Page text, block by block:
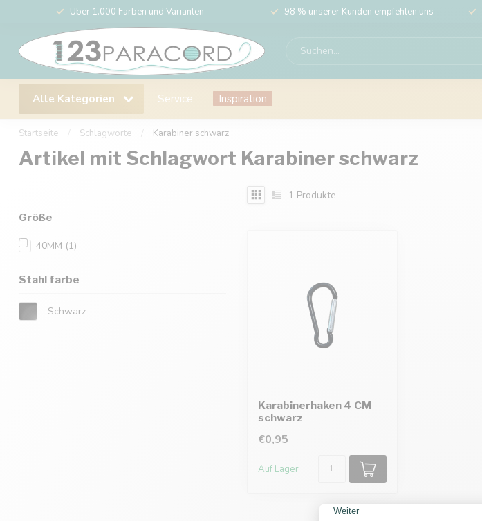
Über 1.000 Farben und Varianten 98 % unserer Kunden empfehlen uns
Alle Kategorien Service Inspiration
Startseite Schlagworte Karabiner schwarz
Artikel mit Schlagwort Karabiner schwarz
Größe
40MM (1)
Stahl farbe
- Schwarz
1 Produkte
Karabinerhaken 4 CM
schwarz
€0,95
Auf Lager